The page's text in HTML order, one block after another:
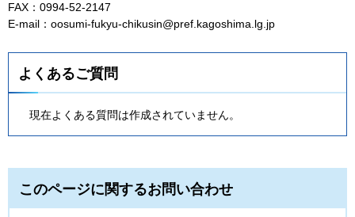
FAX：0994-52-2147
E-mail：oosumi-fukyu-chikusin@pref.kagoshima.lg.jp
よくあるご質問
現在よくある質問は作成されていません。
このページに関するお問い合わせ